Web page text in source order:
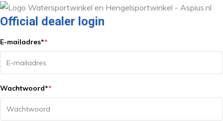
Official dealer login
E-mailadres**
Wachtwoord**